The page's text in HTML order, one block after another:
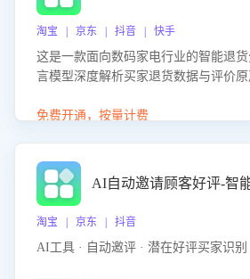
淘宝 | 京东 | 抖音 | 快手
这是一款面向数码家电行业的智能退
言模型深度解析买家退货数据与评价
改进建议，通过挖掘用户痛点驱动产品
免费开通，按量计费
AI自动邀请顾客好评-智
淘宝 | 京东 | 抖音
AI工具 · 自动邀评 · 潜在好评买家识别